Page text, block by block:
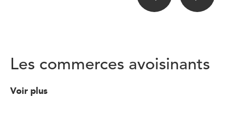
Les commerces avoisinants
Voir plus